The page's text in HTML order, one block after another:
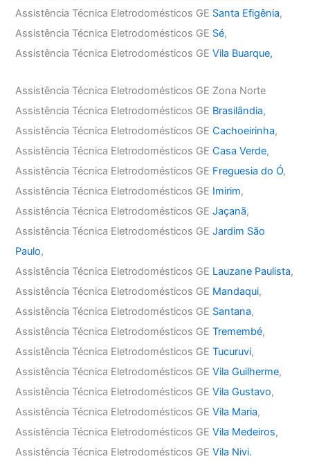
Assistência Técnica Eletrodomésticos GE Santa Efigênia,
Assistência Técnica Eletrodomésticos GE Sé,
Assistência Técnica Eletrodomésticos GEVila Buarque,
Assistência Técnica Eletrodomésticos GE Zona Norte
Assistência Técnica Eletrodomésticos GE Brasilândia,
Assistência Técnica Eletrodomésticos GECachoeirinha,
Assistência Técnica Eletrodomésticos GECasa Verde,
Assistência Técnica Eletrodomésticos GE Freguesia do Ó,
Assistência Técnica Eletrodomésticos GE Imirim,
Assistência Técnica Eletrodomésticos GEJaçanã,
Assistência Técnica Eletrodomésticos GEJardim São
Paulo,
Assistência Técnica Eletrodomésticos GE Lauzane Paulista,
Assistência Técnica Eletrodomésticos GE Mandaqui,
Assistência Técnica Eletrodomésticos GE Santana,
Assistência Técnica Eletrodomésticos GETremembé,
Assistência Técnica Eletrodomésticos GETucuruvi,
Assistência Técnica Eletrodomésticos GEVila Guilherme,
Assistência Técnica Eletrodomésticos GEVila Gustavo,
Assistência Técnica Eletrodomésticos GEVila Maria,
Assistência Técnica Eletrodomésticos GEVila Medeiros,
Assistência Técnica Eletrodomésticos GEVila Nivi.